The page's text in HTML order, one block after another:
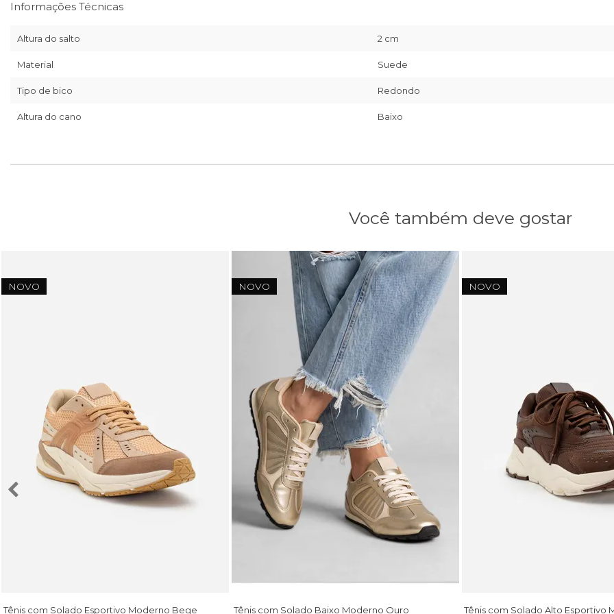
Informações Técnicas
Altura do salto 2 cm
Material Suede
Tipo de bico Redondo
Altura do cano Baixo
Você também deve gostar
NOVO
Tênis com Solado Esportivo Moderno Bege
NOVO
Tênis com Solado Baixo Moderno Ouro
NOVO
Tênis com Solado Alto Esportivo